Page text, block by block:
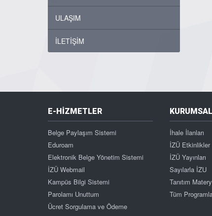
ULAŞIM
İLETİŞİM
E-HİZMETLER
Belge Paylaşım Sistemi
Eduroam
Elektronik Belge Yönetim Sistemi
İZÜ Webmail
Kampüs Bilgi Sistemi
Parolamı Unuttum
Ücret Sorgulama ve Ödeme
KURUMSAL
İhale İlanları
İZÜ Etkinlikler
İZÜ Yayınları
Sayılarla İZU
Tanıtım
Tüm